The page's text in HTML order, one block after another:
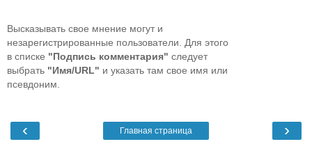
Высказывать свое мнение могут и
незарегистрированные пользователи. Для этого
в списке "Подпись комментария" следует
выбрать "Имя/URL" и указать там свое имя или
псевдоним.
‹ ›
Главная страница